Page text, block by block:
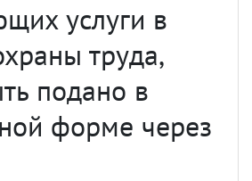
услуги в
труда,
подано в
форме через